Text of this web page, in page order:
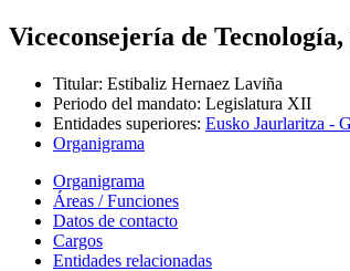
Viceconsejería de
Titular: Estibaliz Hernaez Laviña
Periodo del mandato: Legislatura XII
Entidades superiores: Eusko Jaurlaritza -
Organigrama
Organigrama
Áreas / Funciones
Datos de contacto
Cargos
Entidades relacionadas